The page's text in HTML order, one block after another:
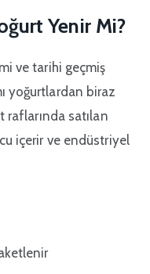
Yenir Mi?
ve tarihi geçmiş
yoğurtlardan biraz
raflarında satılan
içerir ve endüstriyel